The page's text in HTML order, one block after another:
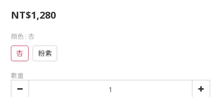
NT$1,280
顏色 : 杏
杏 粉紫
數量